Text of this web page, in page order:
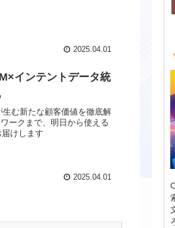
2025.04.01
インテントデータ統
む新たな顧客価値を徹底解
ークまで、明日から使える
けします
2025.04.01